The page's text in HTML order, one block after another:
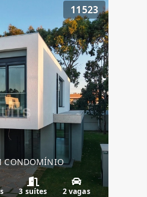
11523
CONDOMÍNIO
3 suítes 2 vagas